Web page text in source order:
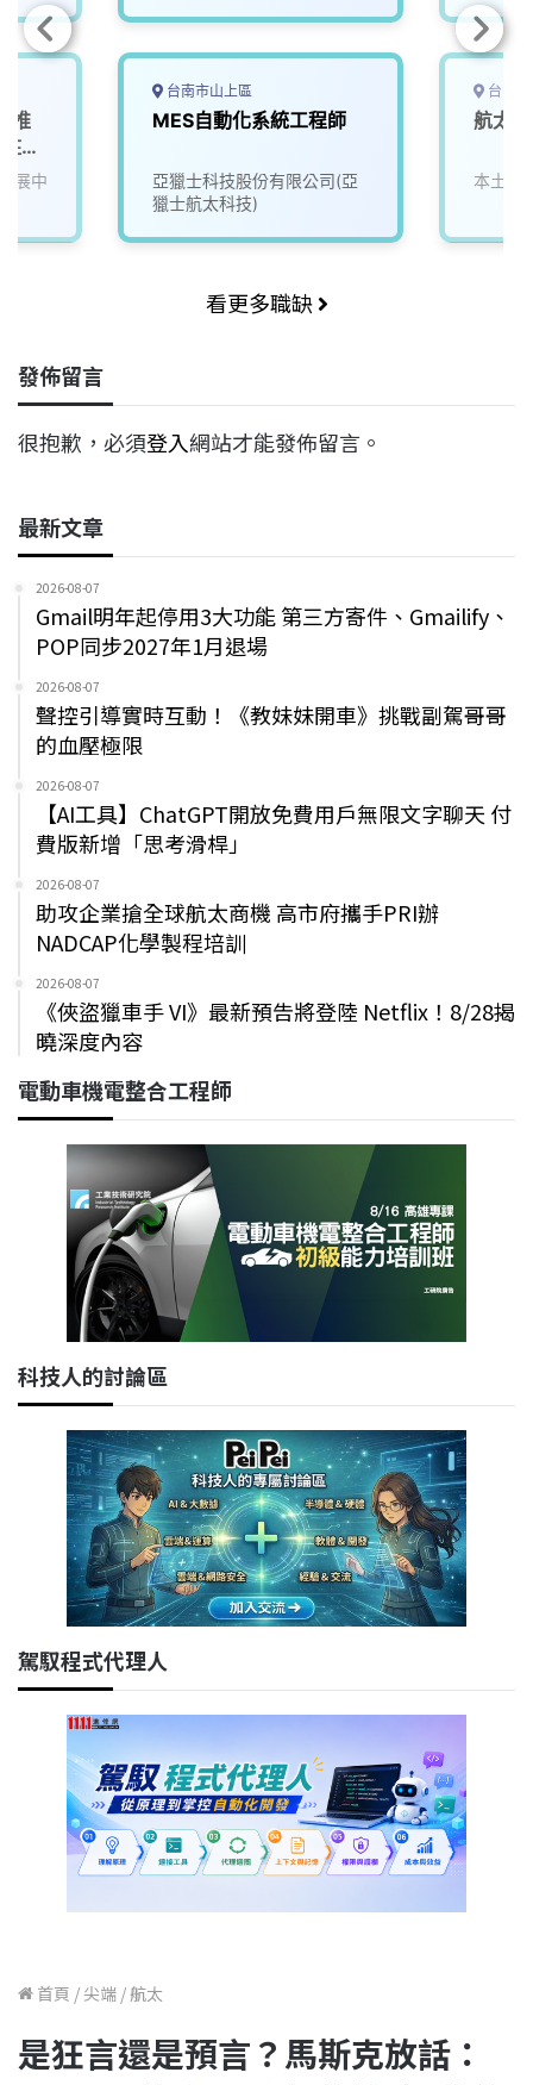
推
產
展中
台南市山上區
MES自動化系統工程師
亞獵士科技股份有限公司(亞
獵士航太科技)
台中
航太
本土股
看更多職缺
發佈留言
很抱歉，必須登入網站才能發佈留言。
最新文章
2026-08-07
Gmail明年起停用3大功能 第三方寄件、Gmailify、
POP同步2027年1月退場
2026-08-07
聲控引導實時互動！《教妹妹開車》挑戰副駕哥哥
的血壓極限
2026-08-07
【AI工具】ChatGPT開放免費用戶無限文字聊天 付
費版新增「思考滑桿」
2026-08-07
助攻企業搶全球航太商機 高市府攜手PRI辦
NADCAP化學製程培訓
2026-08-07
《俠盜獵車手 VI》最新預告將登陸 Netflix！8/28揭
曉深度內容
電動車機電整合工程師
科技人的討論區
駕馭程式代理人